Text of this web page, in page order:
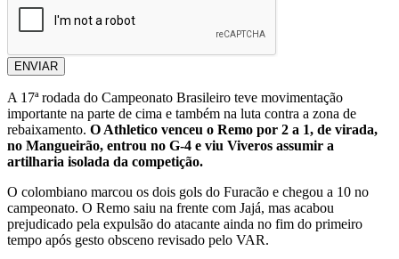
ENVIAR
A 17ª rodada do Campeonato Brasileiro teve movimentação
importante na parte de cima e também na luta contra a zona de
rebaixamento. O Athletico venceu o Remo por 2 a 1, de virada,
no Mangueirão, entrou no G-4 e viu Viveros assumir a
artilharia isolada da competição.
O colombiano marcou os dois gols do Furacão e chegou a 10 no
campeonato. O Remo saiu na frente com Jajá, mas acabou
prejudicado pela expulsão do atacante ainda no fim do primeiro
tempo após gesto obsceno revisado pelo VAR.